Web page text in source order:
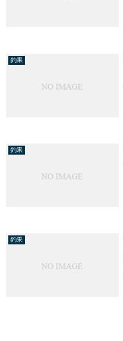
釣果
釣果
釣果